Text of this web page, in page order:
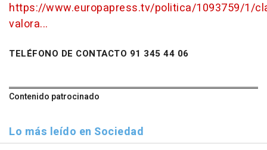
https://www.europapress.tv/politica/1093759/1/
valora...
TELÉFONO DE CONTACTO 91 345 44 06
Contenido patrocinado
Lo más leído en Sociedad